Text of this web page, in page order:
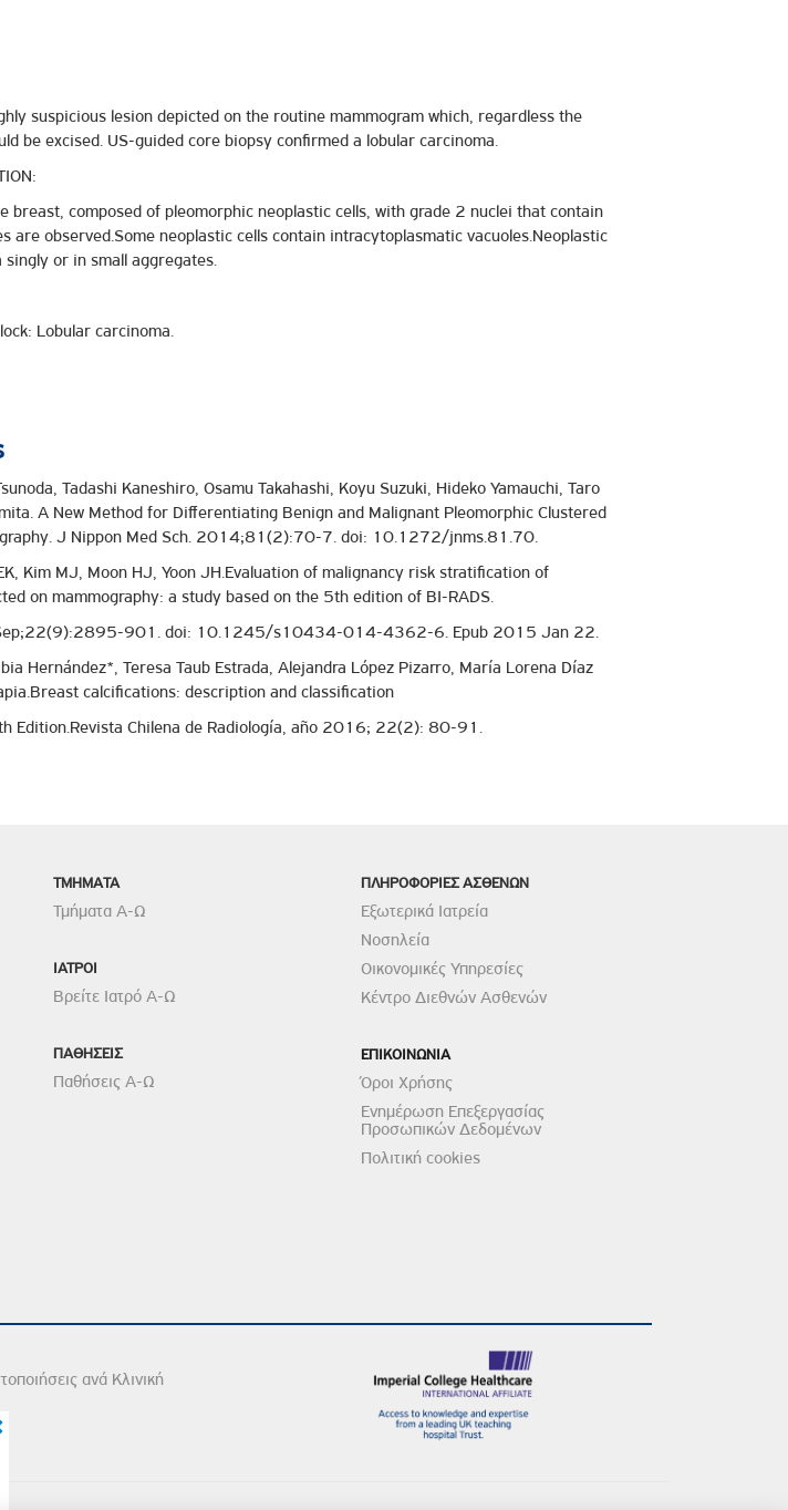
suspicious lesion depicted on the routine mammogram which, regardless the
be excised. US-guided core biopsy confirmed a lobular carcinoma.
breast, composed of pleomorphic neoplastic cells, with grade 2 nuclei that contain
are observed.Some neoplastic cells contain intracytoplasmatic vacuoles.Neoplastic
or in small aggregates.
Lobular carcinoma.
Tadashi Kaneshiro, Osamu Takahashi, Koyu Suzuki, Hideko Yamauchi, Taro
A New Method for Differentiating Benign and Malignant Pleomorphic Clustered
J Nippon Med Sch. 2014;81(2):70-7. doi: 10.1272/jnms.81.70.
Kim MJ, Moon HJ, Yoon JH.Evaluation of malignancy risk stratification of
on mammography: a study based on the 5th edition of BI-RADS.
901. doi: 10.1245/s10434-014-4362-6. Epub 2015 Jan 22.
Hernández*, Teresa Taub Estrada, Alejandra López Pizarro, María Lorena Díaz
calcifications: description and classification
Edition.Revista Chilena de Radiología, año 2016; 22(2): 80-91.
TMHMATA
Τμήματα Α-Ω
ΙΑΤΡΟΙ
Βρείτε Ιατρό Α-Ω
ΠΑΘΗΣΕΙΣ
Παθήσεις Α-Ω
ΠΛΗΡΟΦΟΡΙΕΣ ΑΣΘΕΝΩΝ
Εξωτερικά Ιατρεία
Νοσηλεία
Οικονομικές Υπηρεσίες
Κέντρο Διεθνών Ασθενών
ΕΠΙΚΟΙΝΩΝΙΑ
Όροι Χρήσης
Ενημέρωση Επεξεργασίας
Προσωπικών Δεδομένων
Πολιτική cookies
ανά Κλινική